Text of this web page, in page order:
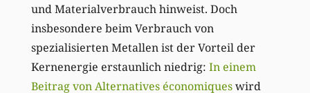
und Materialverbrauch hinweist. Doch
insbesondere beim Verbrauch von
spezialisierten Metallen ist der Vorteil der
Kernenergie erstaunlich niedrig: In einem
Beitrag von Alternatives économiqueswird